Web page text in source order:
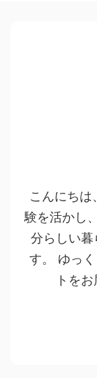
こんにちは
験を活かし
分らしい暮
す。 ゆっ
トを